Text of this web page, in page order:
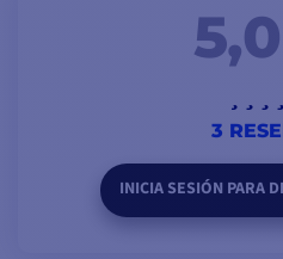
5,0
3
INICIA SESIÓN PARA